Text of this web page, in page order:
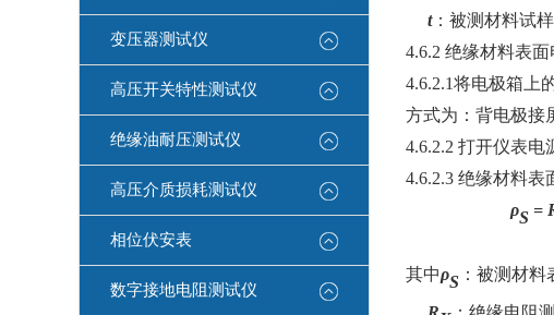
变压器测试仪
高压开关特性测试仪
绝缘油耐压测试仪
高压介质损耗测试仪
相位伏安表
数字接地电阻测试仪
t：被测材料试
4.6.2 绝缘材料表
4.6.2.1将电极箱上
方式为：背电极接
4.6.2.2 打开仪表电
4.6.2.3 绝缘材料表
ρS =
其中ρS ：被测材